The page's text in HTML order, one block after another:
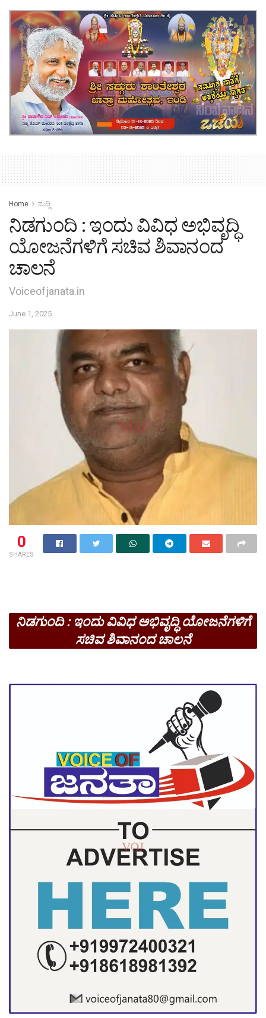
Home ಸುದ್ದಿ
ನಿಡಗುಂದಿ : ಇಂದು ವಿವಿಧ ಅಭಿವೃದ್ಧಿ
ಯೋಜನೆಗಳಿಗೆ ಸಚಿವ ಶಿವಾನಂದ
ಚಾಲನೆ
Voiceofjanata.in
June 1, 2025
0
SHARES
ನಿಡಗುಂದಿ : ಇಂದು ವಿವಿಧ ಅಭಿವೃದ್ಧಿ ಯೋಜನೆಗಳಿಗೆ
ಸಚಿವ ಶಿವಾನಂದ ಚಾಲನೆ